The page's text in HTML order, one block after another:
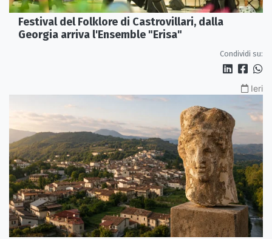
Festival del Folklore di Castrovillari, dalla
Georgia arriva l'Ensemble "Erisa"
Condividi su:
Ieri